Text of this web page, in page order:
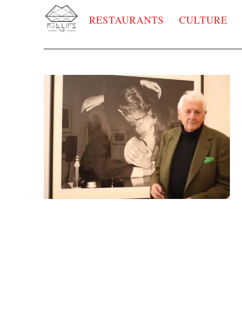
RESTAURANTS CULTURE